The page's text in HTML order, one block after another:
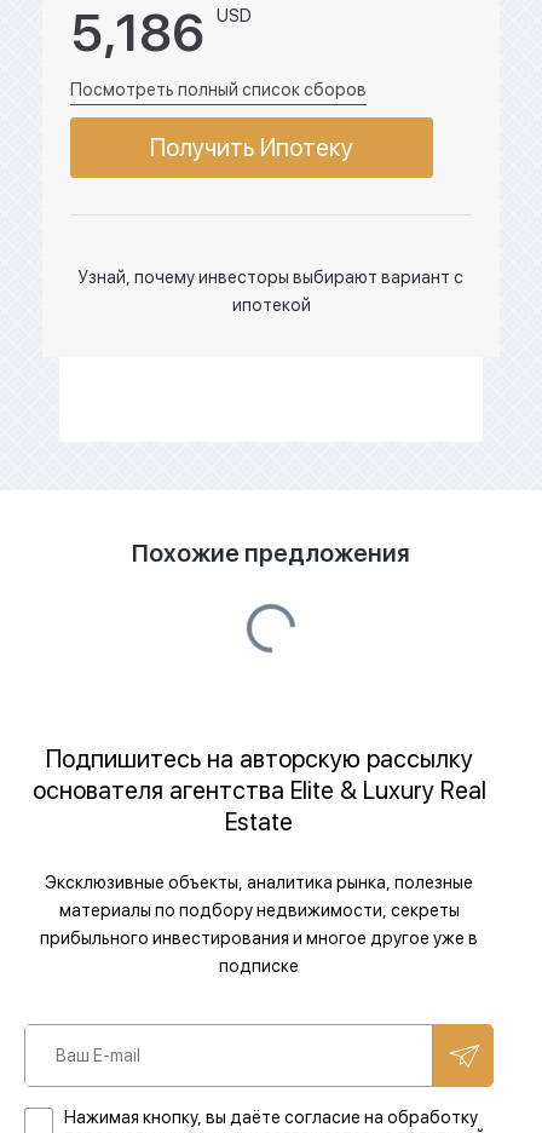
5,186 USD
Посмотреть полный список сборов
Получить Ипотеку
Узнай, почему инвесторы выбирают вариант с
ипотекой
Похожие предложения
Подпишитесь на авторскую рассылку
основателя агентства Elite & Luxury Real
Estate
Эксклюзивные объекты, аналитика рынка, полезные
материалы по подбору недвижимости, секреты
прибыльного инвестирования и многое другое уже в
подписке
Нажимая кнопку, вы даёте согласие на обработку